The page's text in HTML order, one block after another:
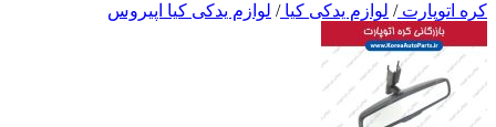
کره اتوپارت/ لوازم یدکی کیا/ لوازم یدکی کیا اپیروس